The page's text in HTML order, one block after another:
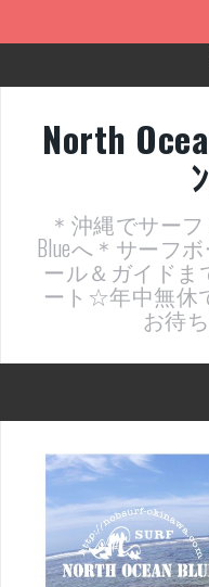
ヤッチ
支部長就任報告
North
＊沖縄でサーフ
Blueへ＊サーフ
ール＆ガイドま
ート☆年中無休
お待